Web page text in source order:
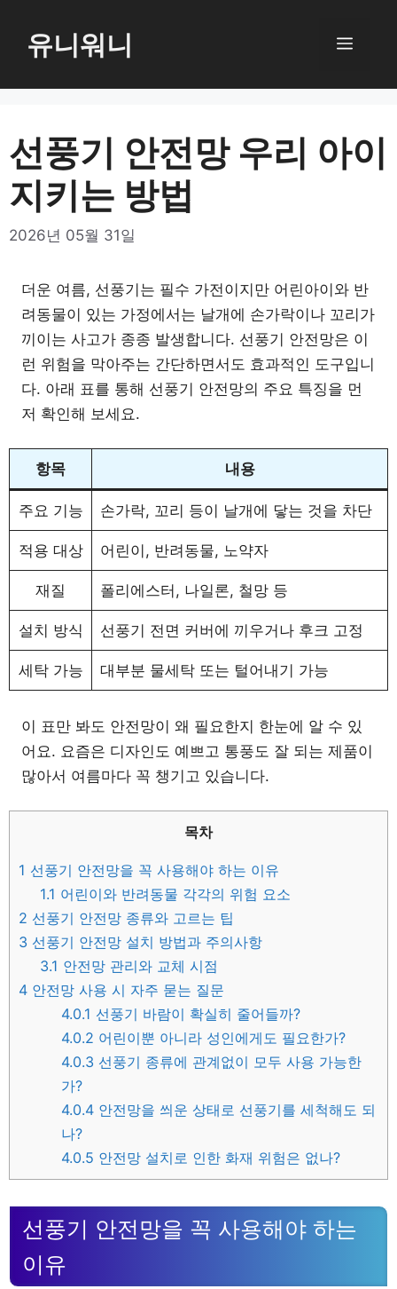
로
뛰
기
유니워니 메
선풍기 안전망 우리 아이
지키는 방법
2026년 05월 31일
더운 여름, 선풍기는 필수 가전이지만 어린아이와 반
려동물이 있는 가정에서는 날개에 손가락이나 꼬리가
끼이는 사고가 종종 발생합니다. 선풍기 안전망은 이
런 위험을 막아주는 간단하면서도 효과적인 도구입니
다. 아래 표를 통해 선풍기 안전망의 주요 특징을 먼
저 확인해 보세요.
항목 내용
주요 기능 손가락, 꼬리 등이 날개에 닿는 것을 차단
적용 대상 어린이, 반려동물, 노약자
재질 폴리에스터, 나일론, 철망 등
설치 방식 선풍기 전면 커버에 끼우거나 후크 고정
세탁 가능 대부분 물세탁 또는 털어내기 가능
이 표만 봐도 안전망이 왜 필요한지 한눈에 알 수 있
어요. 요즘은 디자인도 예쁘고 통풍도 잘 되는 제품이
많아서 여름마다 꼭 챙기고 있습니다.
목차
1 선풍기 안전망을 꼭 사용해야 하는 이유
1.1 어린이와 반려동물 각각의 위험 요소
2 선풍기 안전망 종류와 고르는 팁
3 선풍기 안전망 설치 방법과 주의사항
3.1 안전망 관리와 교체 시점
4 안전망 사용 시 자주 묻는 질문
4.0.1 선풍기 바람이 확실히 줄어들까?
4.0.2 어린이뿐 아니라 성인에게도 필요한가?
4.0.3 선풍기 종류에 관계없이 모두 사용 가능한
가?
4.0.4 안전망을 씌운 상태로 선풍기를 세척해도 되
나?
4.0.5 안전망 설치로 인한 화재 위험은 없나?
선풍기 안전망을 꼭 사용해야 하는
이유